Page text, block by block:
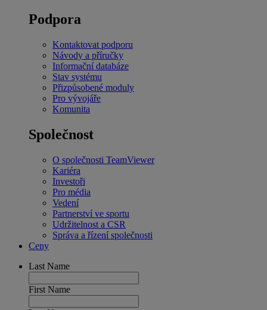
Podpora
Kontaktovat podporu
Návody a příručky
Informační databáze
Stav systému
Přizpůsobené moduly
Pro vývojáře
Komunita
Společnost
O společnosti TeamViewer
Kariéra
Investoři
Pro média
Vedení
Partnerství ve sportu
Udržitelnost a CSR
Správa a řízení společnosti
Ceny
Last Name
First Name